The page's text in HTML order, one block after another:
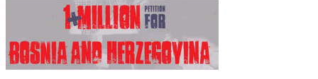
nastup
na
izborima
bio
bi
lakši